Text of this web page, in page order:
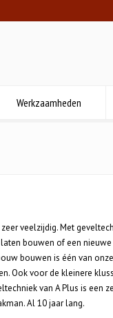
Werkzaamheden
veelzijdig. Met
bouwen of een
bouwen is één van
Ook voor de kleinere
van A Plus is een
Al 10 jaar lang.